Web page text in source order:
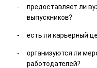
предоставляет ли
выпускников?
есть ли карьерный
организуются ли
работодателей?